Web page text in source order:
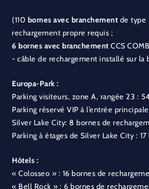
(110 bornes avec branchement de type
rechargement propre requis ;
6 bornes avec branchement CCS
- câble de rechargement installé sur la
Europa-Park :
Parking visiteurs, zone A, rangée 23 :
Parking réservé VIP à l’entrée
Silver Lake City: 8 bornes de
Parking à étages de Silver Lake City :
Hôtels :
« Colosseo » : 16 bornes de
« Bell Rock » : 6 bornes de